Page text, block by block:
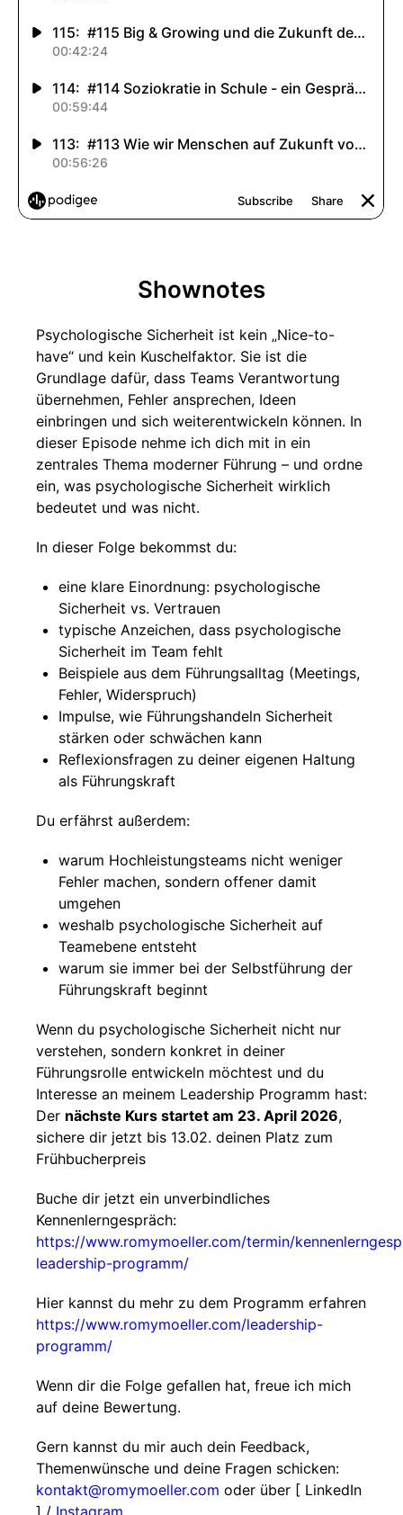
Shownotes
Psychologische Sicherheit ist kein „Nice-to-
have“ und kein Kuschelfaktor. Sie ist die
Grundlage dafür, dass Teams Verantwortung
übernehmen, Fehler ansprechen, Ideen
einbringen und sich weiterentwickeln können. In
dieser Episode nehme ich dich mit in ein
zentrales Thema moderner Führung – und ordne
ein, was psychologische Sicherheit wirklich
bedeutet und was nicht.
In dieser Folge bekommst du:
eine klare Einordnung: psychologische
Sicherheit vs. Vertrauen
typische Anzeichen, dass psychologische
Sicherheit im Team fehlt
Beispiele aus dem Führungsalltag (Meetings,
Fehler, Widerspruch)
Impulse, wie Führungshandeln Sicherheit
stärken oder schwächen kann
Reflexionsfragen zu deiner eigenen Haltung
als Führungskraft
Du erfährst außerdem:
warum Hochleistungsteams nicht weniger
Fehler machen, sondern offener damit
umgehen
weshalb psychologische Sicherheit auf
Teamebene entsteht
warum sie immer bei der Selbstführung der
Führungskraft beginnt
Wenn du psychologische Sicherheit nicht nur
verstehen, sondern konkret in deiner
Führungsrolle entwickeln möchtest und du
Interesse an meinem Leadership Programm hast:
Der nächste Kurs startet am 23. April 2026,
sichere dir jetzt bis 13.02. deinen Platz zum
Frühbucherpreis
Buche dir jetzt ein unverbindliches
Kennenlerngespräch:
https://www.romymoeller.com/termin/
leadership-programm/
Hier kannst du mehr zu dem Programm erfahren
https://www.romymoeller.com/leadership-
programm/
Wenn dir die Folge gefallen hat, freue ich mich
auf deine Bewertung.
Gern kannst du mir auch dein Feedback,
Themenwünsche und deine Fragen schicken:
kontakt@romymoeller.com oder über [ LinkedIn
] / Instagram